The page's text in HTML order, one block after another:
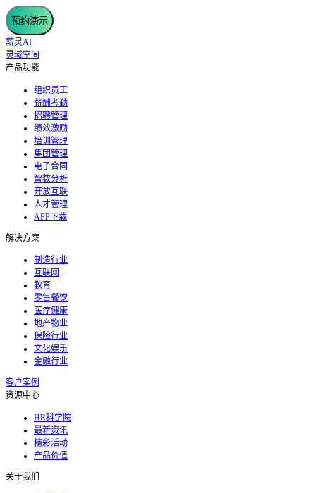
预约演示
薪灵AI
灵域空间
产品功能
组织员工
薪酬考勤
招聘管理
绩效激励
培训管理
集团管理
电子合同
智数分析
开放互联
人才管理
APP下载
解决方案
制造行业
互联网
教育
零售餐饮
医疗健康
地产物业
保险行业
文化娱乐
金融行业
客户案例
资源中心
HR科学院
最新资讯
精彩活动
产品价值
关于我们